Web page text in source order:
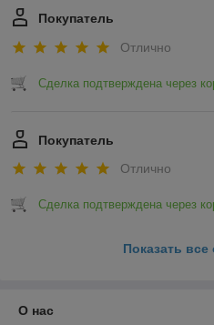
Покупатель
Отлично
Сделка подтверждена через
Покупатель
Отлично
Сделка подтверждена через
Показать
О нас